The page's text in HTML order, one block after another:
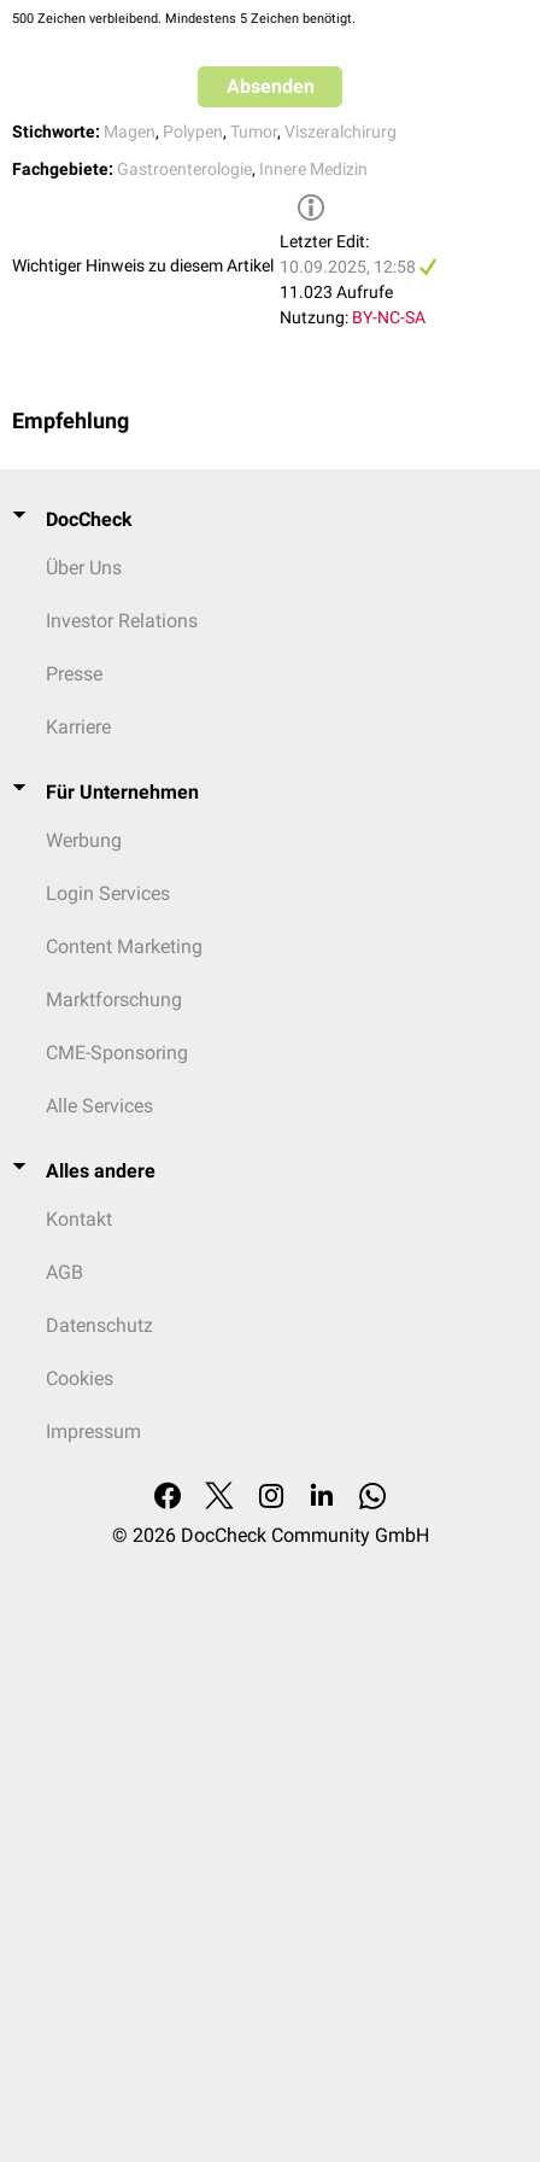
500 Zeichen verbleibend. Mindestens 5 Zeichen benötigt.
Absenden
Stichworte: Magen, Polypen, Tumor, Viszeralchirurg
Fachgebiete: Gastroenterologie, Innere Medizin
Wichtiger Hinweis zu diesem Artikel
Letzter Edit:
10.09.2025, 12:58
11.023 Aufrufe
Nutzung: BY-NC-SA
Empfehlung
DocCheck
Über Uns
Investor Relations
Presse
Karriere
Für Unternehmen
Werbung
Login Services
Content Marketing
Marktforschung
CME-Sponsoring
Alle Services
Alles andere
Kontakt
AGB
Datenschutz
Cookies
Impressum
© 2026 DocCheck Community GmbH